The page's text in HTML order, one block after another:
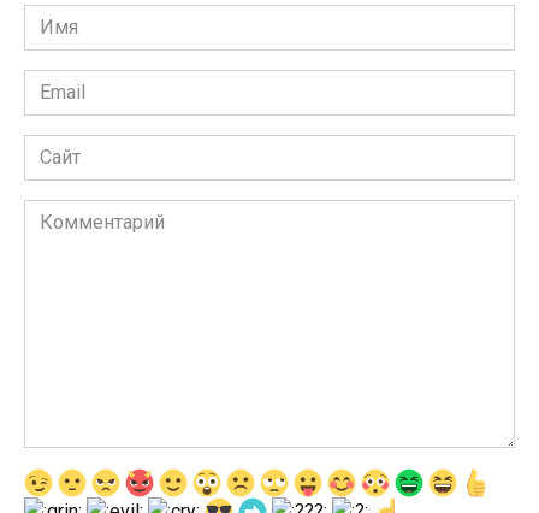
Имя
Email
Сайт
Комментарий